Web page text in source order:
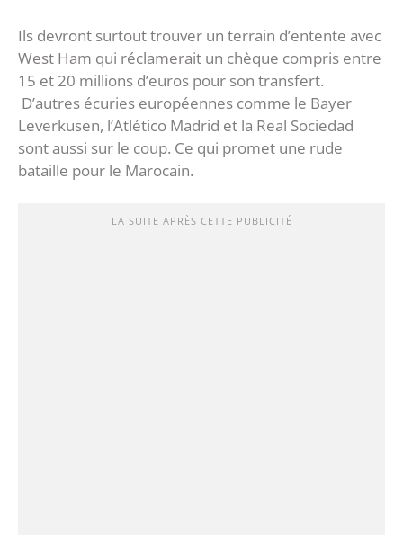
Ils devront surtout trouver un terrain d’entente avec
West Ham qui réclamerait un chèque compris entre
15 et 20 millions d’euros pour son transfert.
D’autres écuries européennes comme le Bayer
Leverkusen, l’Atlético Madrid et la Real Sociedad
sont aussi sur le coup. Ce qui promet une rude
bataille pour le Marocain.
LA SUITE APRÈS CETTE PUBLICITÉ